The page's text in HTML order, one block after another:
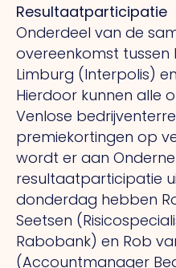
Resultaatparticipatie
Onderdeel van de
overeenkomst
Limburg (Interpolis)
Hierdoor kunnen alle
Venlose
premiekortingen op
wordt er aan
resultaatparticipatie
donderdag hebben
Seetsen
Rabobank) en Rob
(Accountmanager